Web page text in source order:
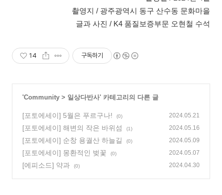
촬영지 / 광주광역시 동구 산수동 문화마을
글과 사진 / K4 품질보증부문 오현철 수석
14 구독하기
'Community > 일상다반사' 카테고리의 다른 글
[포토에세이] 5월은 푸르구나! (0) 2024.05.21
[포토에세이] 해변의 작은 바위섬 (1) 2024.05.16
[포토에세이] 순창 용궐산 하늘길 (0) 2024.05.09
[포토에세이] 몽환적인 벚꽃 (0) 2024.05.07
[에피소드] 약과 (0) 2024.04.30